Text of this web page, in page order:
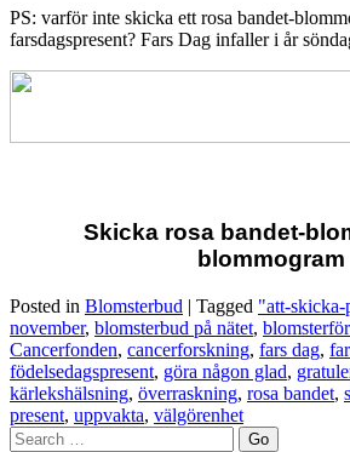
PS: varför inte skicka ett rosa bandet-
farsdagspresent? Fars Dag infaller i år
Skicka rosa bandet-
blommogram
Posted in Blomsterbud | Tagged "att-skicka-
november, blomsterbud på nätet,
Cancerfonden, cancerforskning, fars dag,
födelsedagspresent, göra någon glad,
kärlekshälsning, överraskning, rosa bandet,
present, uppvakta, välgörenhet